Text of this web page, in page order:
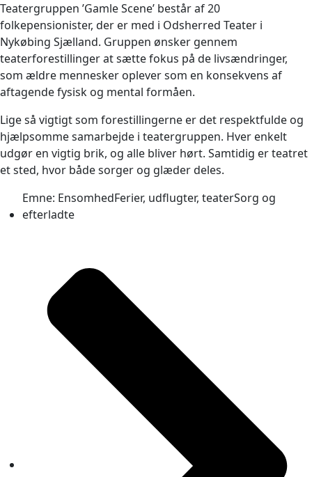
Teatergruppen ’Gamle Scene’ består af 20
folkepensionister, der er med i Odsherred Teater i
Nykøbing Sjælland. Gruppen ønsker gennem
teaterforestillinger at sætte fokus på de livsændringer,
som ældre mennesker oplever som en konsekvens af
aftagende fysisk og mental formåen.
Lige så vigtigt som forestillingerne er det respektfulde og
hjælpsomme samarbejde i teatergruppen. Hver enkelt
udgør en vigtig brik, og alle bliver hørt. Samtidig er teatret
et sted, hvor både sorger og glæder deles.
Emne: EnsomhedFerier, udflugter, teaterSorg og
efterladte